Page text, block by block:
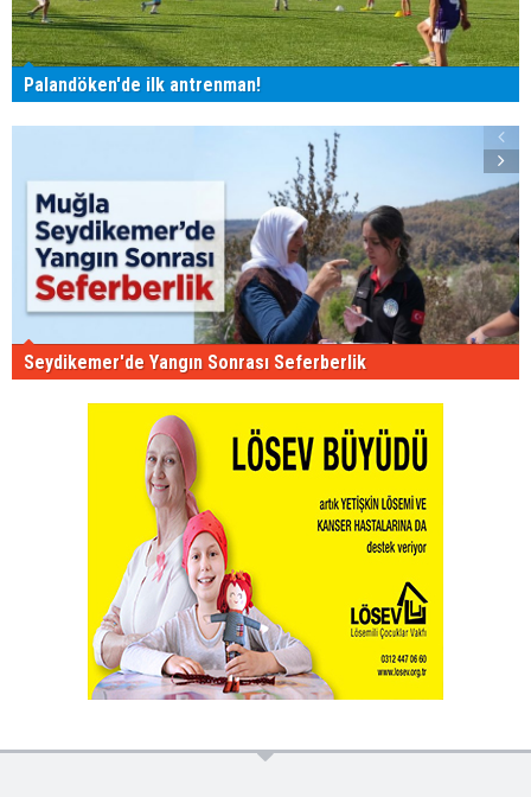
Palandöken'de ilk antrenman!
Seydikemer'de Yangın Sonrası Seferberlik